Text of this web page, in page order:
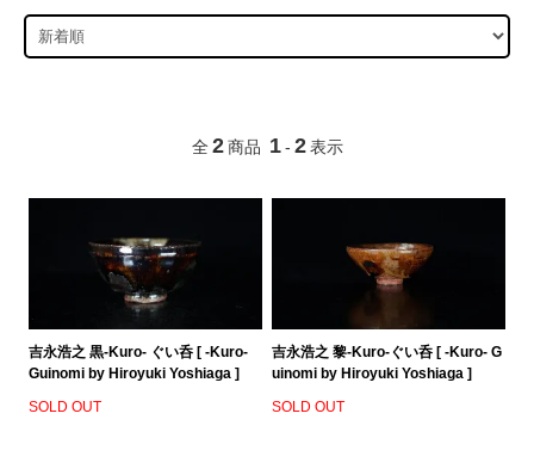
全 2 商品 1 - 2 表示
吉永浩之 黒-Kuro- ぐい呑 [ -Kuro-
Guinomi by Hiroyuki Yoshiaga ]
SOLD OUT
吉永浩之 黎-Kuro-ぐい呑 [ -Kuro- G
uinomi by Hiroyuki Yoshiaga ]
SOLD OUT